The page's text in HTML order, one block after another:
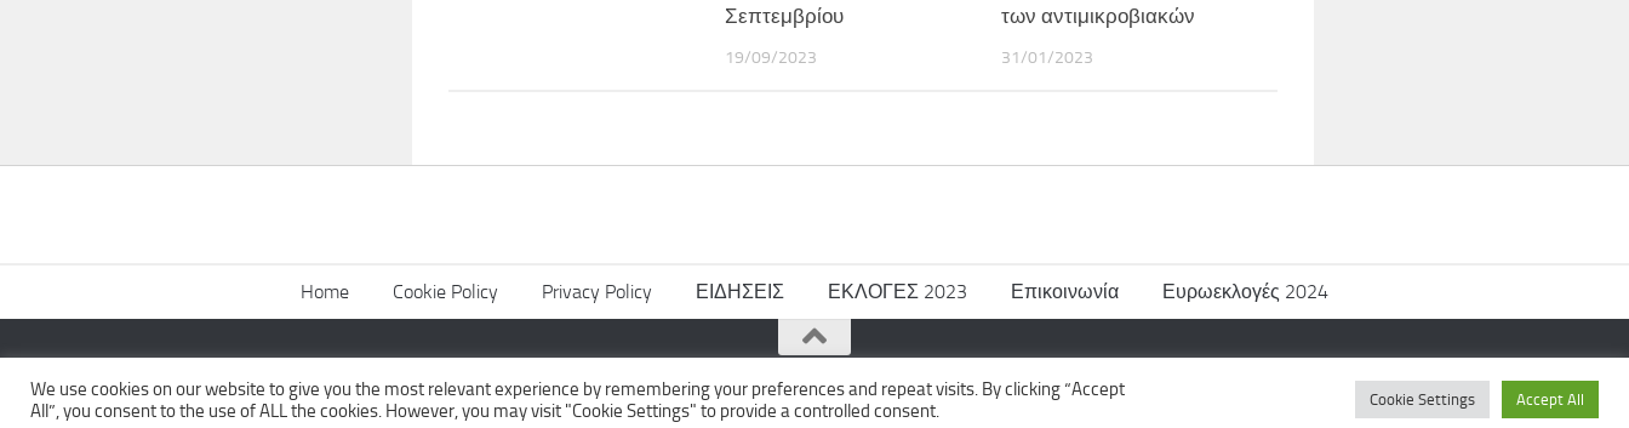
Σεπτεμβρίου
19/09/2023
των αντιμικροβιακών
31/01/2023
Home Cookie Policy Privacy Policy ΕΙΔΗΣΕΙΣ ΕΚΛΟΓΕΣ 2023 Επικοινωνία Ευρωεκλογές 2024
We use cookies on our website to give you the most relevant experience by remembering your preferences and repeat visits. By clicking “Accept
All”, you consent to the use of ALL the cookies. However, you may visit "Cookie Settings" to provide a controlled consent.
Cookie Settings Accept All